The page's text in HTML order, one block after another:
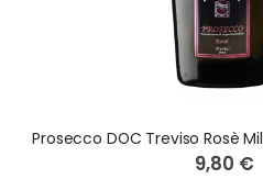
Prosecco DOC Treviso Rosè
9,80 €